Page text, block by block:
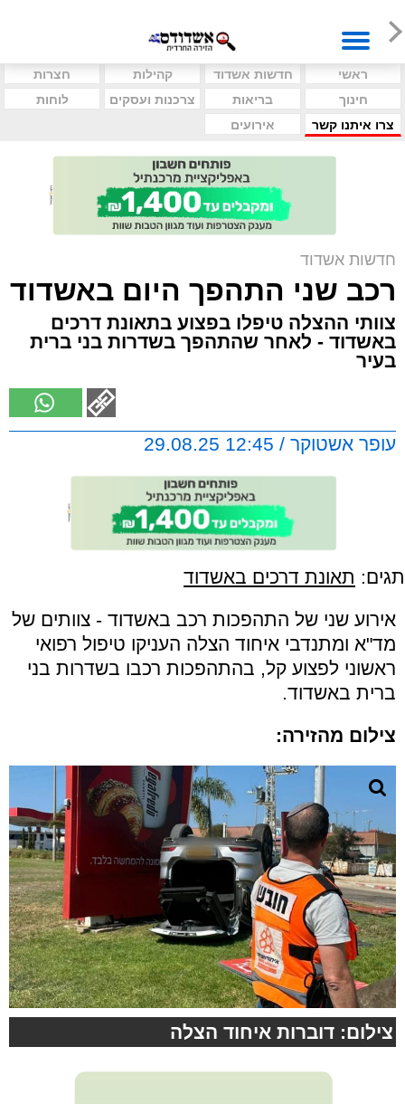
ראשי חדשות אשדוד קהילות
חצרות
חינוך
בריאות צרכנות ועסקים
לוחות
צרו איתנו קשר
אירועים
חדשות אשדוד
רכב שני התהפך היום באשדוד
צוותי ההצלה טיפלו בפצוע בתאונת דרכים
באשדוד - לאחר שהתהפך בשדרות בני ברית
בעיר
עופר אשטוקר / 12:45 29.08.25
תגים: תאונת דרכים באשדוד
אירוע שני של התהפכות רכב באשדוד - צוותים של
מד"א ומתנדבי איחוד הצלה העניקו טיפול רפואי
ראשוני לפצוע קל, בהתהפכות רכבו בשדרות בני
ברית באשדוד.
צילום מהזירה:
צילום: דוברות איחוד הצלה